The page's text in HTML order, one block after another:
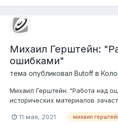
Михаил Герштейн:
ошибками"
тема опубликовал Butoff в
Михаил Герштейн: "Работа над
исторических материалов
получает простое объяснение.
11 мая, 2021 михаил